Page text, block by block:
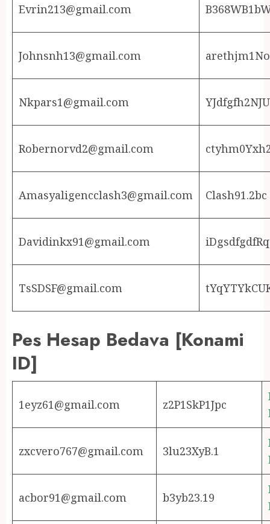
Evrin213@gmail.com
Johnsnh13@gmail.com
Nkpars1@gmail.com
Robernorvd2@gmail.com
Amasyaligencclash3@gmail.com Clash91.2bc
Davidinkx91@gmail.com
TsSDSF@gmail.com
Pes Hesap Bedava [Konami
ID]
1eyz61@gmail.com z2P1SkP1Jpc
zxcvero767@gmail.com 3lu23XyB.1
acbor91@gmail.com b3yb23.19